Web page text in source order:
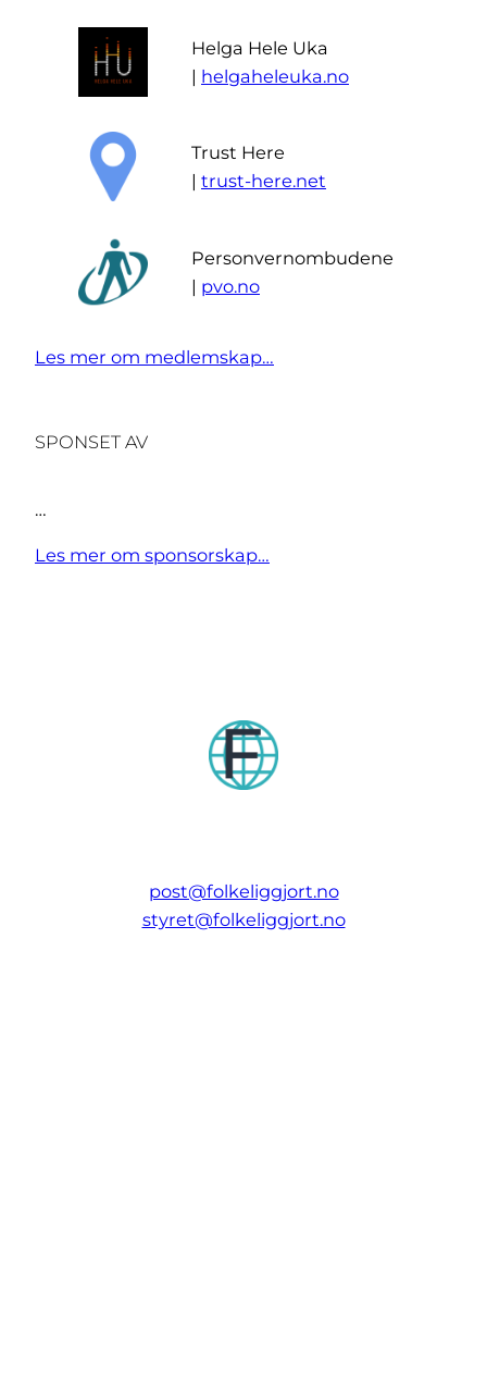
Helga Hele Uka
| helgaheleuka.no
Trust Here
| trust-here.net
Personvernombudene
| pvo.no
Les mer om medlemskap…
SPONSET AV
…
Les mer om sponsorskap…
post@folkeliggjort.no
styret@folkeliggjort.no